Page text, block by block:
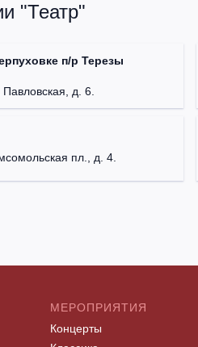
"Театр"
п/р Терезы
Павловская, д. 6.
пл., д. 4.
МЕРОПРИЯТИЯ
Концерты